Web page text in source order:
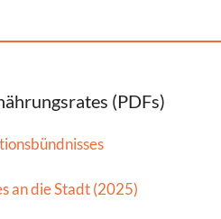
(PDFs)
an die Stadt (2025)